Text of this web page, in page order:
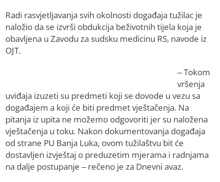
Radi rasvjetljavanja svih okolnosti događaja tužilac je
naložio da se izvrši obdukcija beživotnih tijela koja je
obavljena u Zavodu za sudsku medicinu RS, navode iz
OJT.
– Tokom
vršenja
uviđaja izuzeti su predmeti koji se dovode u vezu sa
događajem a koji će biti predmet vještačenja. Na
pitanja iz upita ne možemo odgovoriti jer su naložena
vještačenja u toku. Nakon dokumentovanja događaja
od strane PU Banja Luka, ovom tužilaštvu bit će
dostavljen izvještaj o preduzetim mjerama i radnjama
na dalje postupanje – rečeno je za Dnevni avaz.